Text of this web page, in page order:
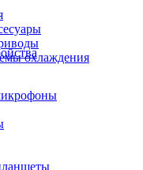
охлаждения